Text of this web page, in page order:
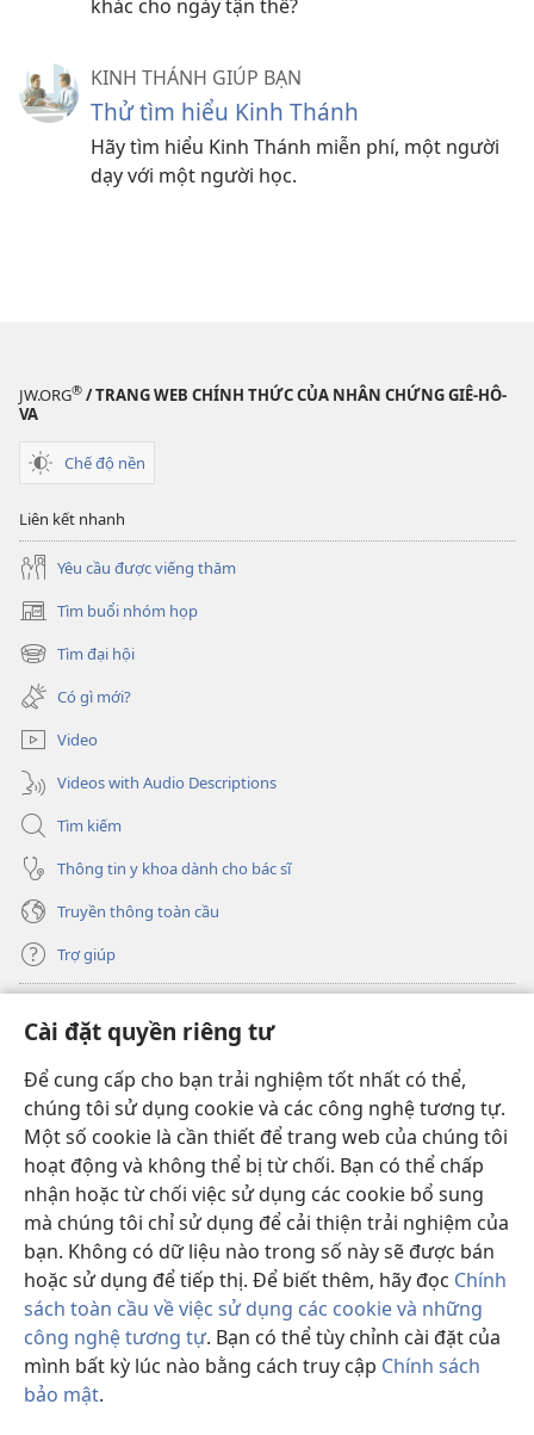
Cài đặt quyền riêng tư
Để cung cấp cho bạn trải nghiệm tốt nhất có thể,
chúng tôi sử dụng cookie và các công nghệ tương tự.
Một số cookie là cần thiết để trang web của chúng tôi
hoạt động và không thể bị từ chối. Bạn có thể chấp
nhận hoặc từ chối việc sử dụng các cookie bổ sung
mà chúng tôi chỉ sử dụng để cải thiện trải nghiệm của
bạn. Không có dữ liệu nào trong số này sẽ được bán
hoặc sử dụng để tiếp thị. Để biết thêm, hãy đọc Chính
sách toàn cầu về việc sử dụng các cookie và những
công nghệ tương tự. Bạn có thể tùy chỉnh cài đặt của
mình bất kỳ lúc nào bằng cách truy cập Chính sách
bảo mật.
khác cho ngày tận thế?
KINH THÁNH GIÚP BẠN
Thử tìm hiểu Kinh Thánh
Hãy tìm hiểu Kinh Thánh miễn phí, một người
dạy với một người học.
JW.ORG® / TRANG WEB CHÍNH THỨC CỦA NHÂN CHỨNG GIÊ-HÔ-
VA
Chế độ nền
Liên kết nhanh
Yêu cầu được viếng thăm
Tìm buổi nhóm họp
(mở
cửa
sổ
mới)
Tìm đại hội
(mở
cửa
sổ
mới)
Có gì mới?
Video
Videos with Audio Descriptions
Tìm kiếm
Thông tin y khoa dành cho bác sĩ
Truyền thông toàn cầu
Trợ giúp
(mở
cửa
sổ
mới)
THƯ VIỆN TRỰC TUYẾN Tháp Canh
(mở
cửa
sổ
mới)
JW Hub ®
(mở
cửa
sổ
mới)
JW Library
Thư viện Tháp Canh
Copyright© 2026 Watch Tower Bible and Tract Society of Pennsylvania.
ĐIỀU KHOẢN SỬ DỤNG